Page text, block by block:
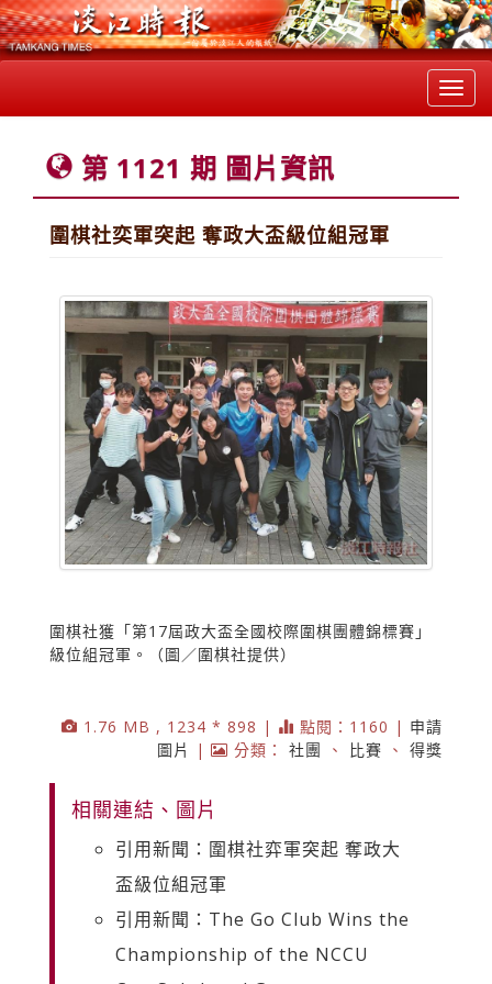
第 1121 期 圖片資訊
圍棋社奕軍突起 奪政大盃級位組冠軍
圍棋社獲「第17屆政大盃全國校際圍棋團體錦標賽」
級位組冠軍。（圖／圍棋社提供）
1.76 MB , 1234 * 898 | 點閱：1160 | 申請
圖片
| 分類： 社團 、 比賽 、 得獎
相關連結、圖片
引用新聞：圍棋社弈軍突起 奪政大
盃級位組冠軍
引用新聞：The Go Club Wins the
Championship of the NCCU